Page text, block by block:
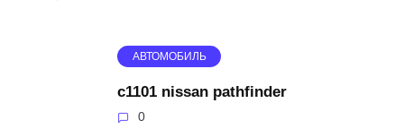
АВТОМОБИЛЬ
c1101 nissan pathfinder
0